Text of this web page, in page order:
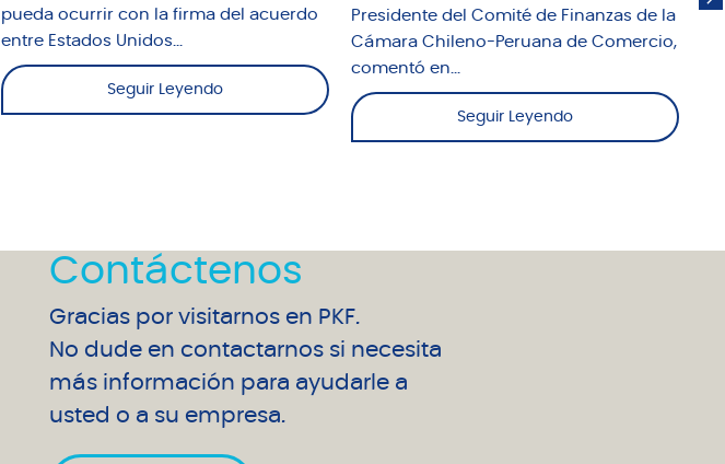
pueda ocurrir con la firma del acuerdo
entre Estados Unidos...
Seguir Leyendo
Presidente del Comité de Finanzas de la
Cámara Chileno-Peruana de Comercio,
comentó en...
Seguir Leyendo
Contáctenos
Gracias por visitarnos en PKF.
No dude en contactarnos si necesita
más información para ayudarle a
usted o a su empresa.